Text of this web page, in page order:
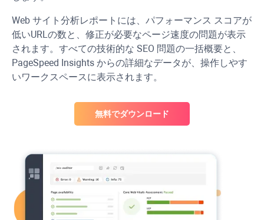
Web サイト分析レポートには、パフォーマンス スコアが
低いURLの数と、修正が必要なページ速度の問題が表示
されます。すべての技術的な SEO 問題の一括概要と、
PageSpeed Insights からの詳細なデータが、操作しやす
いワークスペースに表示されます。
無料でダウンロード